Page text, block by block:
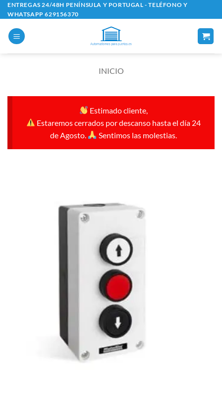
Saltar
al
contenido
ENTREGAS 24/48H PENÍNSULA Y PORTUGAL - TELÉFONO Y
WHATSAPP 629156370
INICIO
Estimado cliente,
Estaremos cerrados por descanso hasta el día 24
de Agosto.
Sentimos las molestias.